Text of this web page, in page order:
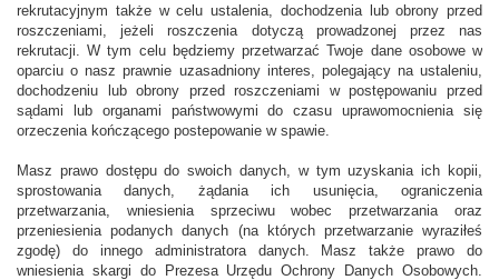
rekrutacyjnym także w celu ustalenia, dochodzenia lub obrony przed
roszczeniami, jeżeli roszczenia dotyczą prowadzonej przez nas
rekrutacji. W tym celu będziemy przetwarzać Twoje dane osobowe w
oparciu o nasz prawnie uzasadniony interes, polegający na ustaleniu,
dochodzeniu lub obrony przed roszczeniami w postępowaniu przed
sądami lub organami państwowymi do czasu uprawomocnienia się
orzeczenia kończącego postepowanie w spawie.
Masz prawo dostępu do swoich danych, w tym uzyskania ich kopii,
sprostowania danych, żądania ich usunięcia, ograniczenia
przetwarzania, wniesienia sprzeciwu wobec przetwarzania oraz
przeniesienia podanych danych (na których przetwarzanie wyraziłeś
zgodę) do innego administratora danych. Masz także prawo do
wniesienia skargi do Prezesa Urzędu Ochrony Danych Osobowych.